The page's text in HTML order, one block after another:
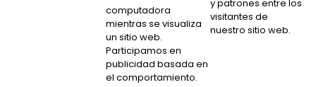
computadora
mientras se visualiza
un sitio web.
y patrones entre los
visitantes de
nuestro sitio web.
Participamos en
publicidad basada en
el comportamiento.